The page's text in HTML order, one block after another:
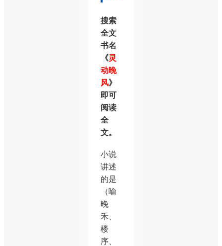
搜索
全文
书名
《灵
动晚
风》
即可
阅读
全
文。
小说
讲述
的是
（喻
晚
禾、
楼
序、